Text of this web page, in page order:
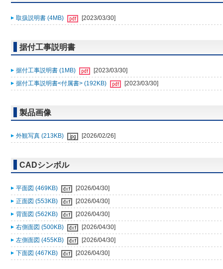
取扱説明書 (4MB) [2023/03/30]
据付工事説明書
据付工事説明書 (1MB)
[2023/03/30]
据付工事説明書<付属書> (192KB)
[2023/03/30]
製品画像
外観写真 (213KB) [2026/02/26]
CADシンボル
平面図 (469KB)
[2026/04/30]
正面図 (553KB)
[2026/04/30]
背面図 (562KB)
[2026/04/30]
右側面図 (500KB)
[2026/04/30]
左側面図 (455KB)
[2026/04/30]
下面図 (467KB)
[2026/04/30]